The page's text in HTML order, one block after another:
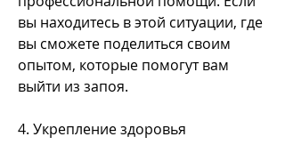
вы находитесь в этой ситуации, где
вы сможете поделиться своим
опытом, которые помогут вам
выйти из запоя.
4. Укрепление здоровья